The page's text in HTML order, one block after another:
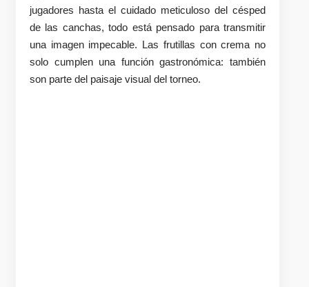
jugadores hasta el cuidado meticuloso del césped
de las canchas, todo está pensado para transmitir
una imagen impecable. Las frutillas con crema no
solo cumplen una función gastronómica: también
son parte del paisaje visual del torneo.